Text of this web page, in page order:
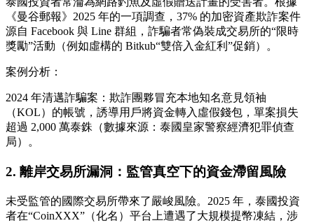
《曼谷郵報》2025 年的一項調查，37% 的加密資產欺詐案件
源自 Facebook 與 Line 群組，詐騙者常偽裝成交易所的“限時
獎勵”活動（例如虛構的 Bitkub“雙倍入金紅利”促銷）。
案例分析：
2024 年清邁詐騙案：欺詐團夥冒充本地知名意見領袖
（KOL）的帳號，誘導用戶將資金轉入虛假錢包，單案損失
超過 2,000 萬泰銖（數據來源：泰國皇家警察經濟犯罪偵查
局）。
2. 離岸交易所漏洞：監管真空下的資金滯留風險
未受監管的國際交易所帶來了嚴峻風險。2025 年，泰國投資
者在“CoinXXX”（化名）平台上遭遇了大規模提幣凍結，涉